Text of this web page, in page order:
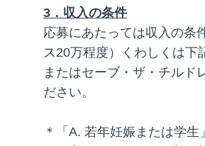
3．収入の条件
応募にあたっては収入の条
ス20万程度）くわしくは下
またはセーブ・ザ・チルド
ださい。
＊「A. 若年妊娠または学